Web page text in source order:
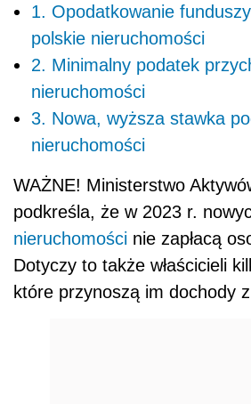
1. Opodatkowanie
polskie nieruchomości
2. Minimalny podatek
nieruchomości
3. Nowa, wyższa stawka
nieruchomości
WAŻNE! Ministerstwo
podkreśla, że w 2023 r.
nieruchomości nie zapłacą
Dotyczy to także właścicieli
które przynoszą im dochody